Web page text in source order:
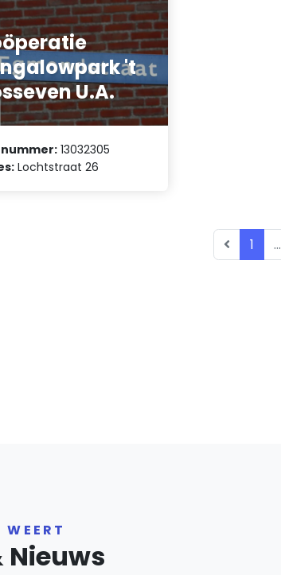
't
U.A.
nummer: 13032305
Lochtstraat 26
1 ...
Nieuws